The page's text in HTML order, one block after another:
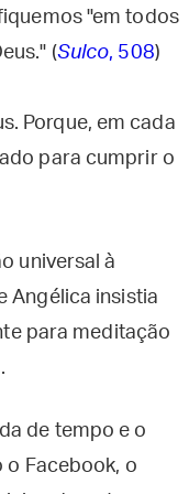
"em todos
(Sulco, 508)
Porque, em cada
para cumprir o
universal à
Angélica insistia
para meditação
.
de tempo e o
Facebook, o